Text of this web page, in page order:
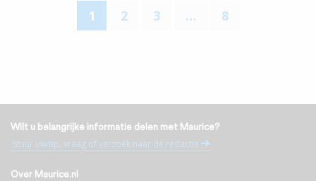
1 2 3 … 8
Wilt u belangrijke informatie delen met Maurice?
Stuur uw tip, vraag of verzoek naar de redactie
Over Maurice.nl